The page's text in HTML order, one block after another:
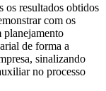
os resultados obtidos
com os
planejamento
de forma a
sinalizando
no processo